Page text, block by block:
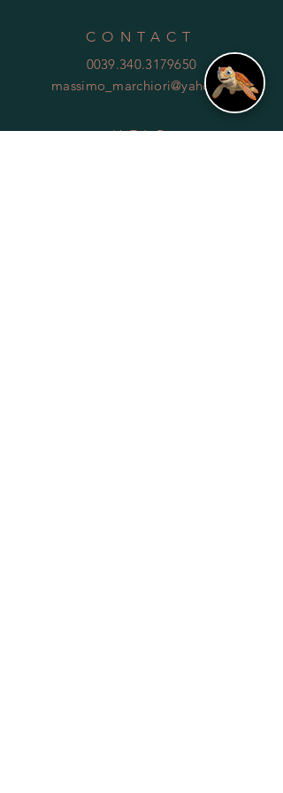
CONTACT
0039.340.3179650
massimo_marchiori@yahoo.it
HELP